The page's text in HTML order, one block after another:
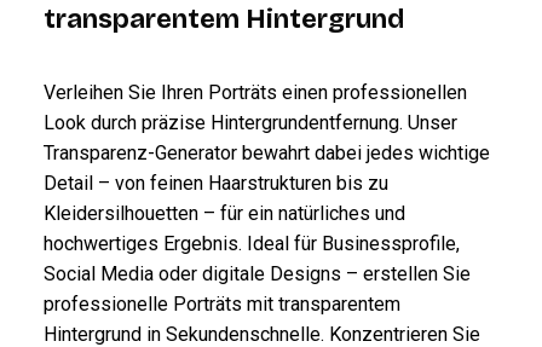
transparentem Hintergrund
Verleihen Sie Ihren Porträts einen professionellen
Look durch präzise Hintergrundentfernung. Unser
Transparenz-Generator bewahrt dabei jedes wichtige
Detail – von feinen Haarstrukturen bis zu
Kleidersilhouetten – für ein natürliches und
hochwertiges Ergebnis. Ideal für Businessprofile,
Social Media oder digitale Designs – erstellen Sie
professionelle Porträts mit transparentem
Hintergrund in Sekundenschnelle. Konzentrieren Sie